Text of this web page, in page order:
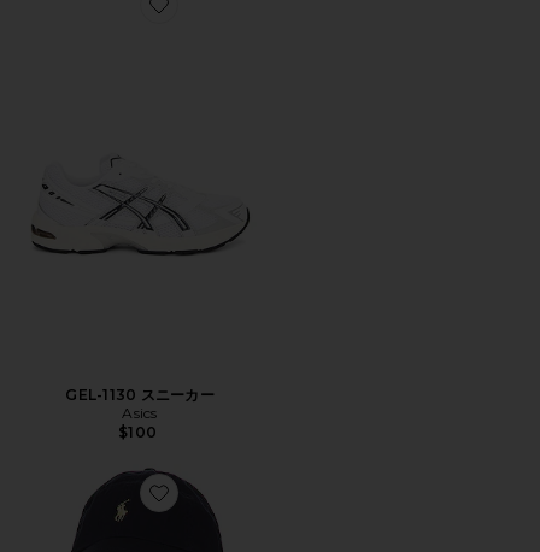
Favorite GEL-1130 スニーカー
GEL-1130 スニーカー
Asics
$100
Favorite ハット